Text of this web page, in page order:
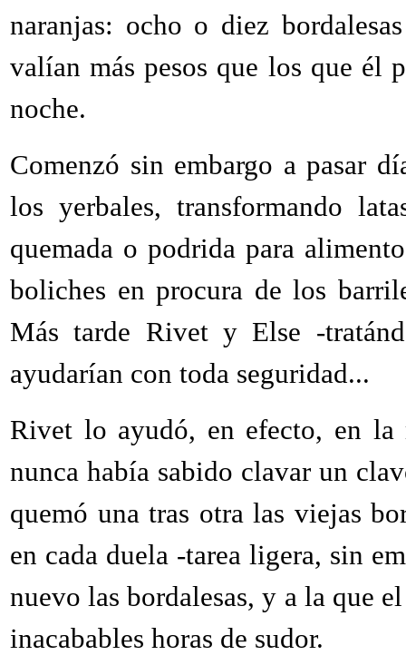
naranjas: ocho o diez
valían más pesos que los que él
noche.
Comenzó sin embargo a pasar
los yerbales, transformando
quemada o podrida para
boliches en procura de los
Más tarde Rivet y Else -
ayudarían con toda seguridad...
Rivet lo ayudó, en efecto, en la
nunca había sabido clavar un
quemó una tras otra las viejas
en cada duela -tarea ligera, sin
nuevo las bordalesas, y a la que
inacabables horas de sudor.